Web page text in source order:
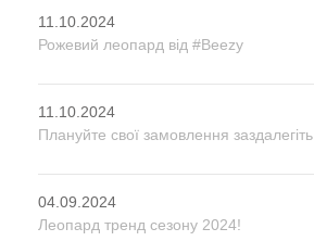
11.10.2024
Рожевий леопард від #Beezy
11.10.2024
Плануйте свої замовлення заздалегіть
04.09.2024
Леопард тренд сезону 2024!